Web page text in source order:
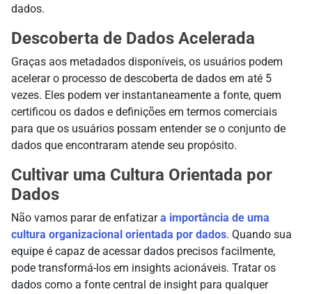
dados.
Descoberta de Dados Acelerada
Graças aos metadados disponíveis, os usuários podem
acelerar o processo de descoberta de dados em até 5
vezes. Eles podem ver instantaneamente a fonte, quem
certificou os dados e definições em termos comerciais
para que os usuários possam entender se o conjunto de
dados que encontraram atende seu propósito.
Cultivar uma Cultura Orientada por
Dados
Não vamos parar de enfatizara importância de uma
cultura organizacional orientada por dados. Quando sua
equipe é capaz de acessar dados precisos facilmente,
pode transformá-los em insights acionáveis. Tratar os
dados como a fonte central de insight para qualquer